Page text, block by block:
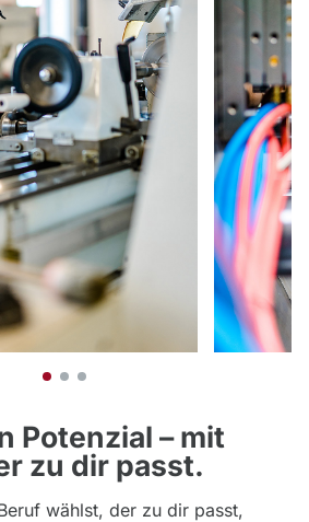
Potenzial – mit
zu dir passt.
wählst, der zu dir passt,